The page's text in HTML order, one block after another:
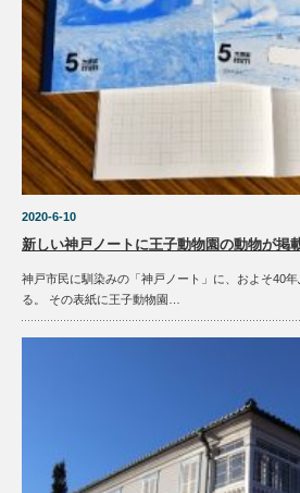
2020-6-10
新しい神戸ノートに王子動物園の動物が掲
神戸市民に馴染みの「神戸ノート」に、およそ40
る。 その表紙に王子動物園…